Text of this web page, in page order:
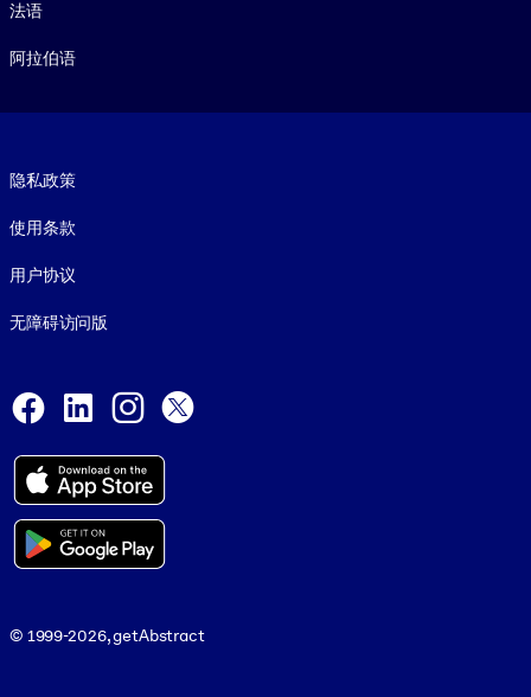
法语
阿拉伯语
隐私政策
使用条款
用户协议
无障碍访问版
Facebook
LinkedInInstagram
© 1999-2026, getAbstract